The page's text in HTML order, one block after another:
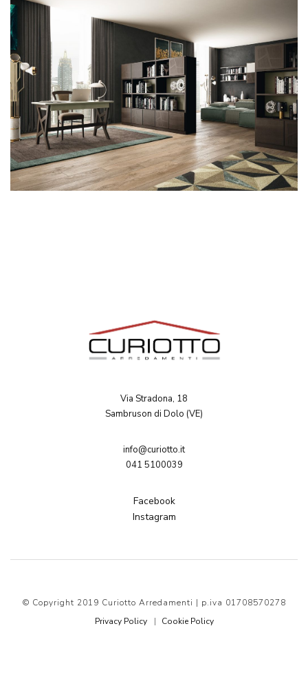
Via Stradona, 18
Sambruson di Dolo (VE)
info@curiotto.it
041 5100039
Facebook
Instagram
© Copyright 2019 Curiotto Arredamenti | p.iva 01708570278
Privacy Policy
Cookie Policy